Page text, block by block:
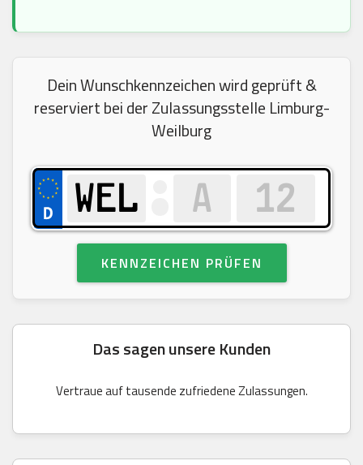
Dein Wunschkennzeichen wird geprüft &
reserviert bei der Zulassungsstelle Limburg-
Weilburg
KENNZEICHEN PRÜFEN
Das sagen unsere Kunden
Vertraue auf tausende zufriedene Zulassungen.